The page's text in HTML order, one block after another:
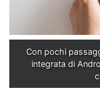
Con pochi
integrata di